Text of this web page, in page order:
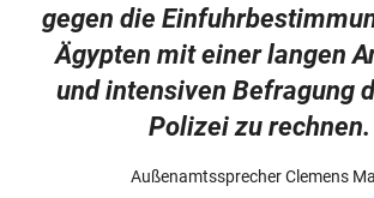
gegen die
Ägypten mit einer langen
und intensiven Befragung
Polizei zu rechnen.
Außenamtssprecher Clemens